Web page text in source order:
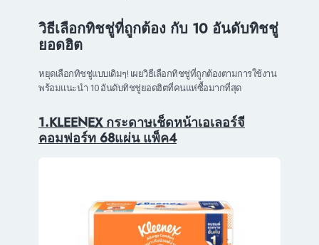
วิธีเลือกทิชชู่ที่ถูกต้อง กับ 10 อันดับทิชชู่
ยอดฮิต
หยุดเลือกทิชชู่แบบเดิมๆ! เผยวิธีเลือกทิชชู่ที่ถูกต้องตามการใช้งาน
พร้อมแนะนำ 10 อันดับทิชชู่ยอดฮิตที่คนแห่ซื้อมากที่สุด
1.KLEENEX กระดาษเช็ดหน้าเอเลอร์จี
คอมฟอร์ท 68แผ่น แพ็ค4